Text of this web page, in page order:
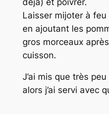
Laisser mijoter à
en ajoutant les
gros morceaux
cuisson.
J’ai mis que très
alors j’ai servi avec